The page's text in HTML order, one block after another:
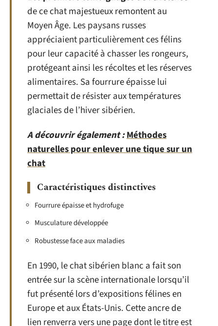
de ce chat majestueux remontent au
Moyen Âge. Les paysans russes
appréciaient particulièrement ces félins
pour leur capacité à chasser les rongeurs,
protégeant ainsi les récoltes et les réserves
alimentaires. Sa fourrure épaisse lui
permettait de résister aux températures
glaciales de l’hiver sibérien.
A découvrir également :Méthodes
naturelles pour enlever une tique sur un
chat
Caractéristiques distinctives
Fourrure épaisse et hydrofuge
Musculature développée
Robustesse face aux maladies
En 1990, le chat sibérien blanc a fait son
entrée sur la scène internationale lorsqu’il
fut présenté lors d’expositions félines en
Europe et aux États-Unis. Cette ancre de
lien renverra vers une page dont le titre est